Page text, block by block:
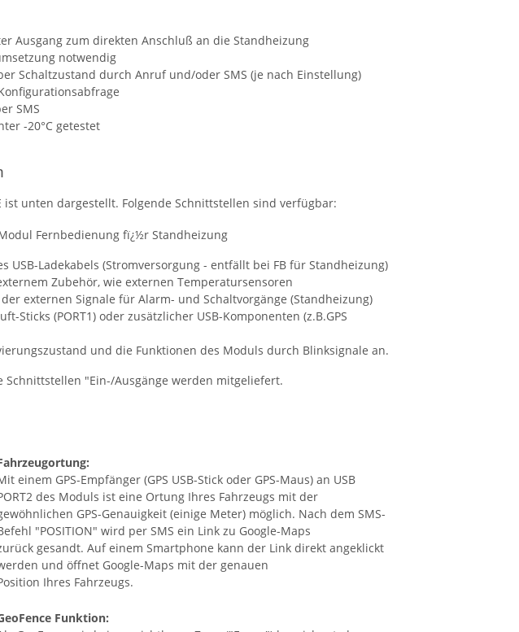
Ausgang zum direkten Anschluß an die Standheizung
notwendig
Schaltzustand durch Anruf und/oder SMS (je nach Einstellung)
SMS
-20°C getestet
ist unten dargestellt. Folgende Schnittstellen sind verfügbar:
USB-Ladekabels (Stromversorgung - entfällt bei FB für Standheizung)
Zubehör, wie externen Temperatursensoren
externen Signale für Alarm- und Schaltvorgänge (Standheizung)
Sticks (PORT1) oder zusätzlicher USB-Komponenten (z.B.GPS
und die Funktionen des Moduls durch Blinksignale an.
Schnittstellen "Ein-/Ausgänge werden mitgeliefert.
einem GPS-Empfänger (GPS USB-Stick oder GPS-Maus) an USB
des Moduls ist eine Ortung Ihres Fahrzeugs mit der
GPS-Genauigkeit (einige Meter) möglich. Nach dem SMS-
"POSITION" wird per SMS ein Link zu Google-Maps
gesandt. Auf einem Smartphone kann der Link direkt angeklickt
und öffnet Google-Maps mit der genauen
Ihres Fahrzeugs.
Funktion: